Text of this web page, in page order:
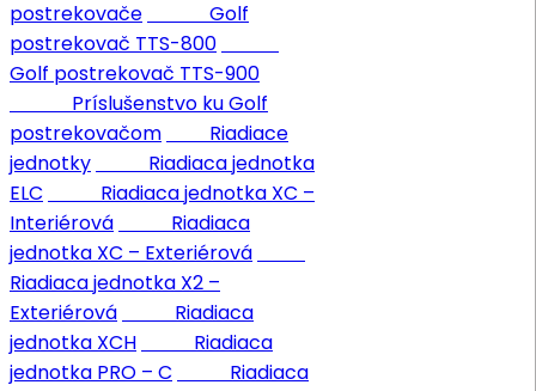
postrekovače
Golf
postrekovač TTS-800
Golf postrekovač TTS-900
Príslušenstvo ku Golf
postrekovačom
Riadiace
jednotky
Riadiaca jednotka
ELC
Riadiaca jednotka XC –
Interiérová
Riadiaca
jednotka XC – Exteriérová
Riadiaca jednotka X2 –
Exteriérová
Riadiaca
jednotka XCH
Riadiaca
jednotka PRO – C
Riadiaca